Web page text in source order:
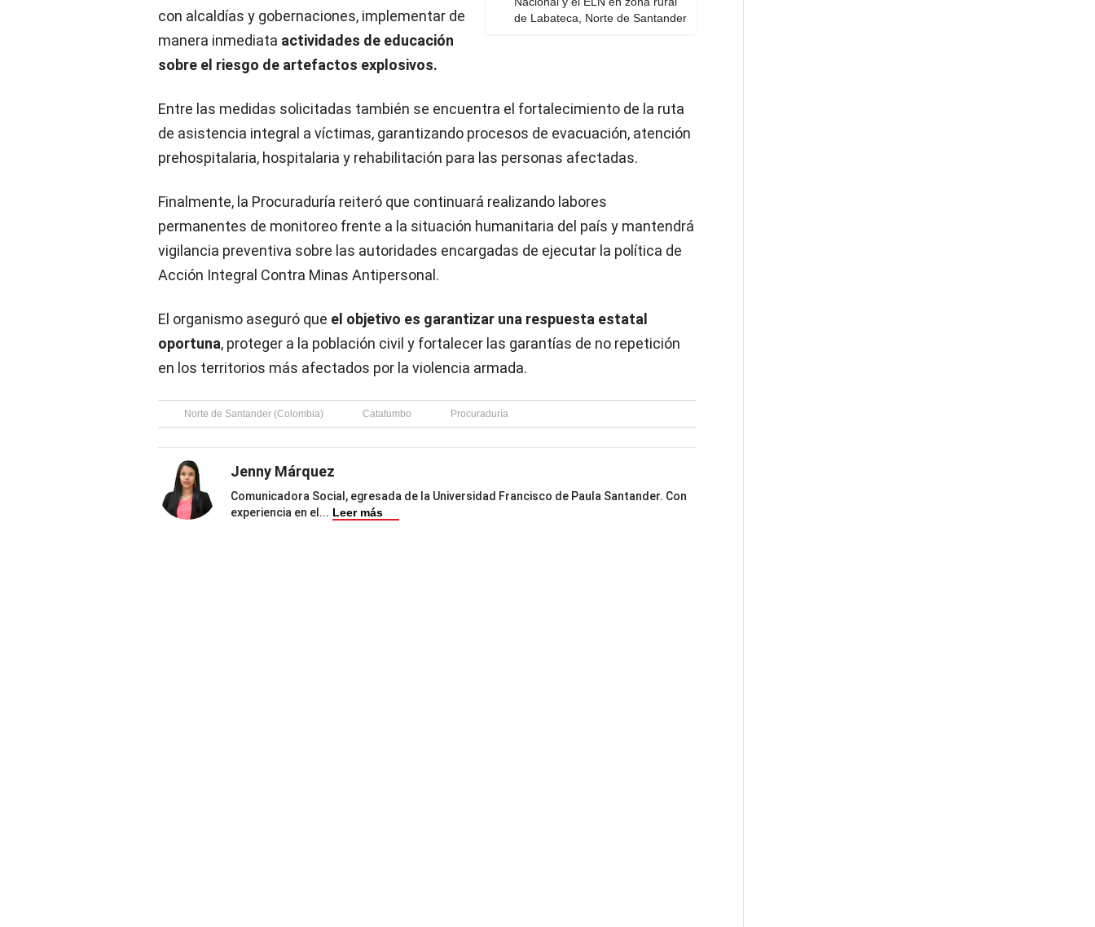
de Labateca, Norte de Santander
con alcaldías y gobernaciones, implementar de
manera inmediata actividades de educación
sobre el riesgo de artefactos explosivos.
Entre las medidas solicitadas también se encuentra el fortalecimiento de la ruta
de asistencia integral a víctimas, garantizando procesos de evacuación, atención
prehospitalaria, hospitalaria y rehabilitación para las personas afectadas.
Finalmente, la Procuraduría reiteró que continuará realizando labores
permanentes de monitoreo frente a la situación humanitaria del país y mantendrá
vigilancia preventiva sobre las autoridades encargadas de ejecutar la política de
Acción Integral Contra Minas Antipersonal.
El organismo aseguró que el objetivo es garantizar una respuesta estatal
oportuna, proteger a la población civil y fortalecer las garantías de no repetición
en los territorios más afectados por la violencia armada.
Norte de Santander (Colombia) Catatumbo Procuraduría
Jenny Márquez
Comunicadora Social, egresada de la Universidad Francisco de Paula Santander. Con
experiencia en el ... Leer más